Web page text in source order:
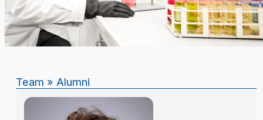
Team » Alumni